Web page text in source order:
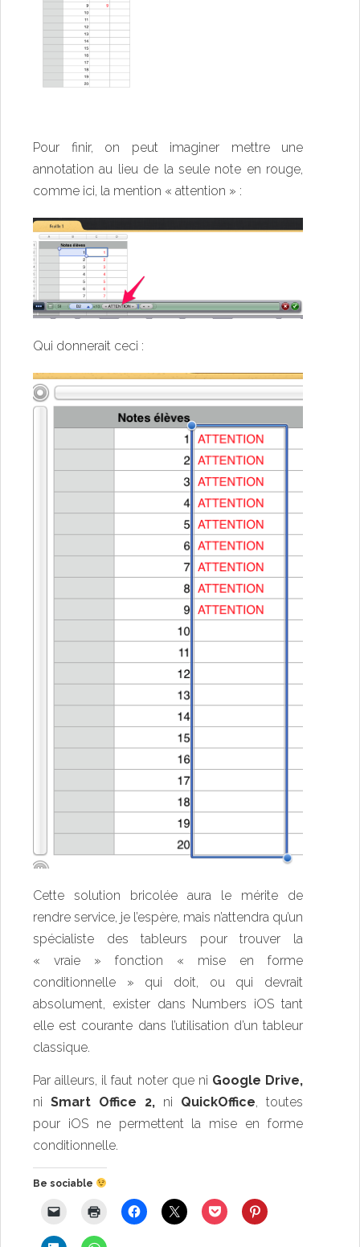
Pour finir, on peut imaginer mettre une
annotation au lieu de la seule note en rouge,
comme ici, la mention « attention » :
Qui donnerait ceci :
Cette solution bricolée aura le mérite de
rendre service, je l’espère, mais n’attendra qu’un
spécialiste des tableurs pour trouver la
« vraie » fonction « mise en forme
conditionnelle » qui doit, ou qui devrait
absolument, exister dans Numbers iOS tant
elle est courante dans l’utilisation d’un tableur
classique.
Par ailleurs, il faut noter que ni Google Drive,
ni Smart Office 2, ni QuickOffice, toutes
pour iOS ne permettent la mise en forme
conditionnelle.
Be sociable